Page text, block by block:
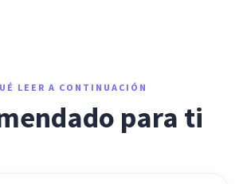
LEER A CONTINUACIÓN
para ti